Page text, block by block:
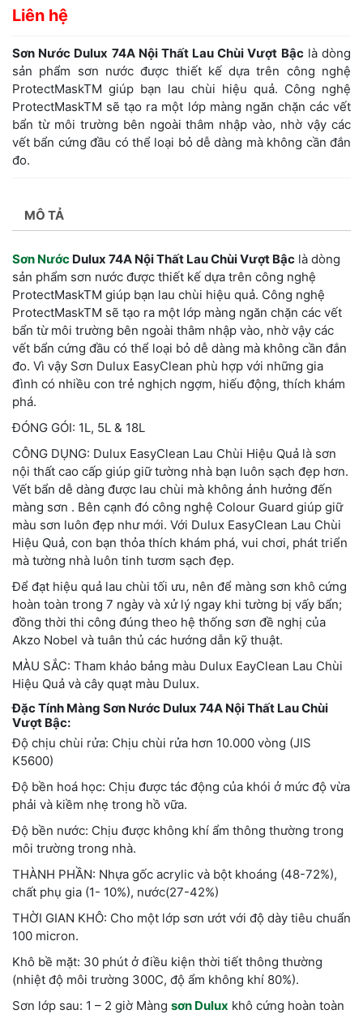
Liên hệ
Sơn Nước Dulux 74A Nội Thất Lau Chùi Vượt Bậclà dòng
sản phẩm sơn nước được thiết kế dựa trên công nghệ
ProtectMaskTM giúp bạn lau chùi hiệu quả. Công nghệ
ProtectMaskTM sẽ tạo ra một lớp màng ngăn chặn các vết
bẩn từ môi trường bên ngoài thâm nhập vào, nhờ vậy các
vết bẩn cứng đầu có thể loại bỏ dễ dàng mà không cần đắn
đo.
MÔ TẢ
Sơn Nước Dulux 74A Nội Thất Lau Chùi Vượt Bậc là dòng
sản phẩm sơn nước được thiết kế dựa trên công nghệ
ProtectMaskTM giúp bạn lau chùi hiệu quả. Công nghệ
ProtectMaskTM sẽ tạo ra một lớp màng ngăn chặn các vết
bẩn từ môi trường bên ngoài thâm nhập vào, nhờ vậy các
vết bẩn cứng đầu có thể loại bỏ dễ dàng mà không cần đắn
đo. Vì vậy Sơn Dulux EasyClean phù hợp với những gia
đình có nhiều con trẻ nghịch ngợm, hiếu động, thích khám
phá.
ĐÓNG GÓI: 1L, 5L & 18L
CÔNG DỤNG: Dulux EasyClean Lau Chùi Hiệu Quả là sơn
nội thất cao cấp giúp giữ tường nhà bạn luôn sạch đẹp hơn.
Vết bẩn dễ dàng được lau chùi mà không ảnh hưởng đến
màng sơn . Bên cạnh đó công nghệ Colour Guard giúp giữ
màu sơn luôn đẹp như mới. Với Dulux EasyClean Lau Chùi
Hiệu Quả, con bạn thỏa thích khám phá, vui chơi, phát triển
mà tường nhà luôn tinh tươm sạch đẹp.
Để đạt hiệu quả lau chùi tối ưu, nên để màng sơn khô cứng
hoàn toàn trong 7 ngày và xử lý ngay khi tường bị vấy bẩn;
đồng thời thi công đúng theo hệ thống sơn đề nghị của
Akzo Nobel và tuân thủ các hướng dẫn kỹ thuật.
MÀU SẮC: Tham khảo bảng màu Dulux EayClean Lau Chùi
Hiệu Quả và cây quạt màu Dulux.
Đặc Tính Màng Sơn Nước Dulux 74A Nội Thất Lau Chùi
Vượt Bậc:
Độ chịu chùi rửa: Chịu chùi rửa hơn 10.000 vòng (JIS
K5600)
Độ bền hoá học: Chịu được tác động của khói ở mức độ vừa
phải và kiềm nhẹ trong hồ vữa.
Độ bền nước: Chịu được không khí ẩm thông thường trong
môi trường trong nhà.
THÀNH PHẦN: Nhựa gốc acrylic và bột khoáng (48-72%),
chất phụ gia (1- 10%), nước(27-42%)
THỜI GIAN KHÔ: Cho một lớp sơn ướt với độ dày tiêu chuẩn
100 micron.
Khô bề mặt: 30 phút ở điều kiện thời tiết thông thường
(nhiệt độ môi trường 300C, độ ẩm không khí 80%).
Sơn lớp sau: 1 – 2 giờ Màng sơn Dulux khô cứng hoàn toàn